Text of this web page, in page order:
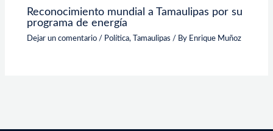
Reconocimiento mundial a Tamaulipas por su
programa de energía
Dejar un comentario / Política, Tamaulipas / By Enrique Muñoz